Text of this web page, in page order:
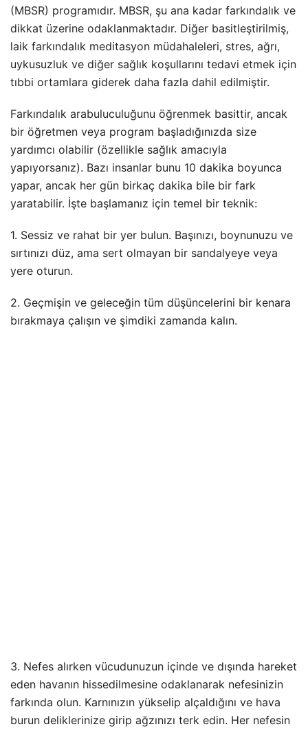
(MBSR) programıdır. MBSR, şu ana kadar farkındalık ve
dikkat üzerine odaklanmaktadır. Diğer basitleştirilmiş,
laik farkındalık meditasyon müdahaleleri, stres, ağrı,
uykusuzluk ve diğer sağlık koşullarını tedavi etmek için
tıbbi ortamlara giderek daha fazla dahil edilmiştir.
Farkındalık arabuluculuğunu öğrenmek basittir, ancak
bir öğretmen veya program başladığınızda size
yardımcı olabilir (özellikle sağlık amacıyla
yapıyorsanız). Bazı insanlar bunu 10 dakika boyunca
yapar, ancak her gün birkaç dakika bile bir fark
yaratabilir. İşte başlamanız için temel bir teknik:
1. Sessiz ve rahat bir yer bulun. Başınızı, boynunuzu ve
sırtınızı düz, ama sert olmayan bir sandalyeye veya
yere oturun.
2. Geçmişin ve geleceğin tüm düşüncelerini bir kenara
bırakmaya çalışın ve şimdiki zamanda kalın.
3. Nefes alırken vücudunuzun içinde ve dışında hareket
eden havanın hissedilmesine odaklanarak nefesinizin
farkında olun. Karnınızın yükselip alçaldığını ve hava
burun deliklerinize girip ağzınızı terk edin. Her nefesin